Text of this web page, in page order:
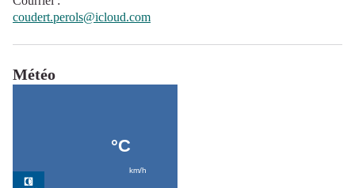
coudert.perols@icloud.com
Météo